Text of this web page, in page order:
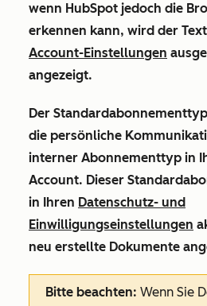
wenn HubSpot jedoch die
erkennen kann, wird der
Account-Einstellungen
angezeigt.
Der
die persönliche
interner Abonnementtyp in
Account. Dieser
in Ihren Datenschutz- und
Einwilligungseinstellungen
neu erstellte Dokumente
Bitte beachten: Wenn Sie